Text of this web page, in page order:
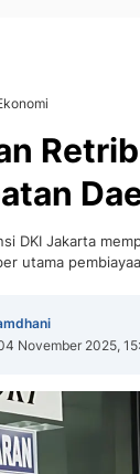
DKI Jakarta
utama
November 2025,